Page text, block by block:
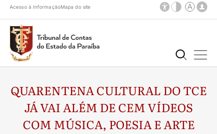
Acesso à InformaçãoMapa do site
QUARENTENA CULTURAL DO TCE
JÁ VAI ALÉM DE CEM VÍDEOS
COM MÚSICA, POESIA E ARTE